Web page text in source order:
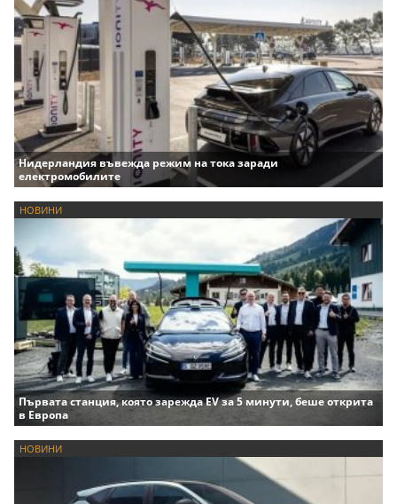
Нидерландия въвежда режим на тока заради
електромобилите
НОВИНИ
Първата станция, която зарежда EV за 5 минути, беше открита
в Европа
НОВИНИ